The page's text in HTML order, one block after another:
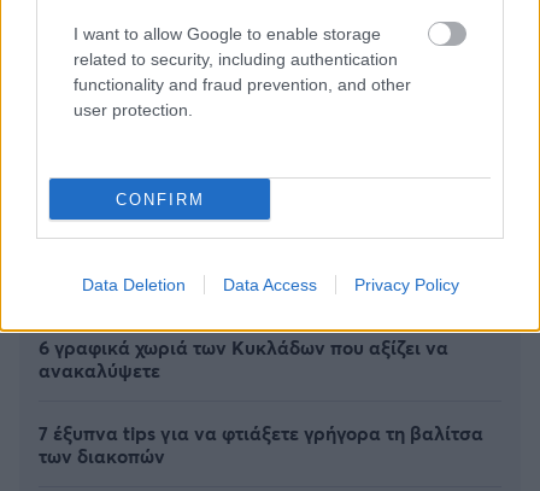
I want to allow Google to enable storage
related to security, including authentication
functionality and fraud prevention, and other
user protection.
CONFIRM
Data Deletion Data Access Privacy Policy
6 γραφικά χωριά των Κυκλάδων που αξίζει να
ανακαλύψετε
7 έξυπνα tips για να φτιάξετε γρήγορα τη βαλίτσα
των διακοπών